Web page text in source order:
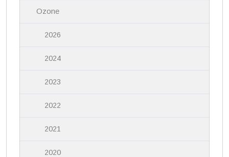
Ozone
2026
2024
2023
2022
2021
2020